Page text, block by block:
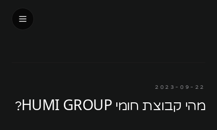
2023-09-22
מהי קבוצת חומי HUMI GROUP?